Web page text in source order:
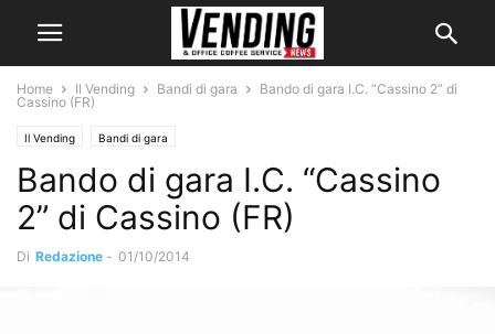
Home Il Vending Bandi di gara
Bando di gara I.C. “Cassino 2” di
Cassino (FR)
Il Vending Bandi di gara
Bando di gara I.C. “Cassino
2” di Cassino (FR)
Di Redazione - 01/10/2014